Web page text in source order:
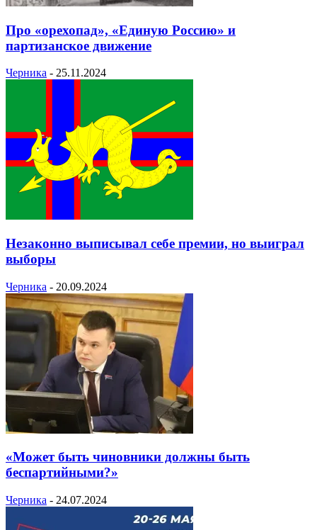
Про «орехопад», «Единую Россию» и
партизанское движение
Черника - 25.11.2024
Незаконно выписывал себе премии, но выиграл
выборы
Черника - 20.09.2024
«Может быть чиновники должны быть
беспартийными?»
Черника - 24.07.2024